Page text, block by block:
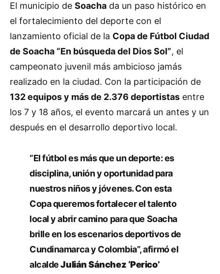
El municipio de Soacha da un paso histórico en
el fortalecimiento del deporte con el
lanzamiento oficial de la Copa de Fútbol Ciudad
de Soacha “En búsqueda del Dios Sol”, el
campeonato juvenil más ambicioso jamás
realizado en la ciudad. Con la participación de
132 equipos y más de 2.376 deportistas entre
los 7 y 18 años, el evento marcará un antes y un
después en el desarrollo deportivo local.
“El fútbol es más que un deporte: es
disciplina, unión y oportunidad para
nuestros niños y jóvenes. Con esta
Copa queremos fortalecer el talento
local y abrir camino para que Soacha
brille en los escenarios deportivos de
Cundinamarca y Colombia”, afirmó el
alcaldeJulián Sánchez ‘Perico’